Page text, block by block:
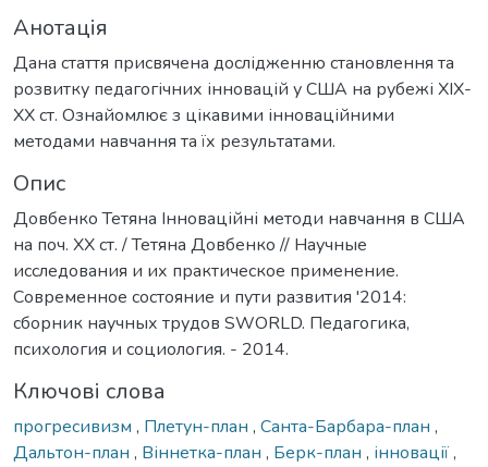
Анотація
Дана стаття присвячена дослідженню становлення та
розвитку педагогічних інновацій у США на рубежі ХІХ-
ХХ ст. Ознайомлює з цікавими інноваційними
методами навчання та їх результатами.
Опис
Довбенко Тетяна Інноваційні методи навчання в США
на поч. ХХ ст. / Тетяна Довбенко // Научные
исследования и их практическое применение.
Современное состояние и пути развития '2014:
сборник научных трудов SWORLD. Педагогика,
психология и социология. - 2014.
Ключові слова
прогресивизм , Плетун-план , Санта-Барбара-план ,
Дальтон-план , Віннетка-план , Берк-план , інновації,